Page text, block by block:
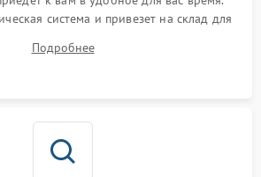
система и привезет на склад для
Подробнее